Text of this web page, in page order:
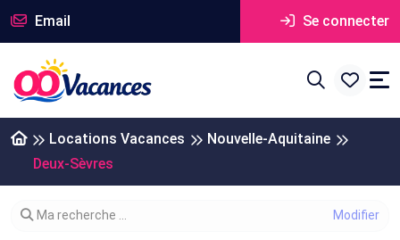
Email Se connecter
Locations Vacances
Nouvelle-Aquitaine
Deux-Sèvres
Modifier votre recherche
Ma recherche ...